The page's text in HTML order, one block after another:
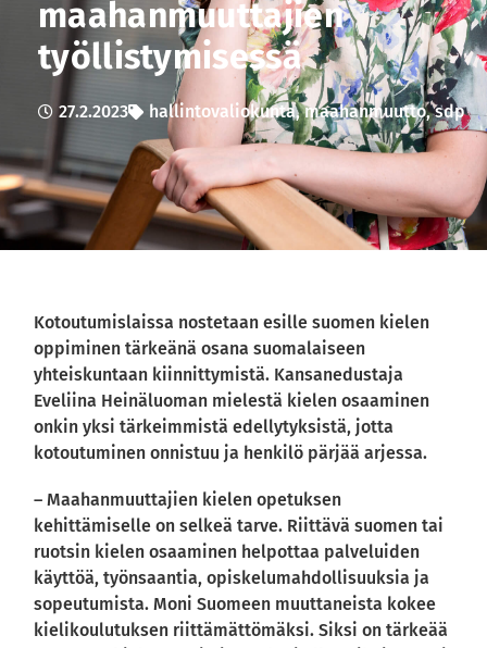
maahanmuuttajien
työllistymisessä
27.2.2023 hallintovaliokunta,maahanmuutto,sdp
Kotoutumislaissa nostetaan esille suomen kielen
oppiminen tärkeänä osana suomalaiseen
yhteiskuntaan kiinnittymistä. Kansanedustaja
Eveliina Heinäluoman mielestä kielen osaaminen
onkin yksi tärkeimmistä edellytyksistä, jotta
kotoutuminen onnistuu ja henkilö pärjää arjessa.
– Maahanmuuttajien kielen opetuksen
kehittämiselle on selkeä tarve. Riittävä suomen tai
ruotsin kielen osaaminen helpottaa palveluiden
käyttöä, työnsaantia, opiskelumahdollisuuksia ja
sopeutumista. Moni Suomeen muuttaneista kokee
kielikoulutuksen riittämättömäksi. Siksi on tärkeää